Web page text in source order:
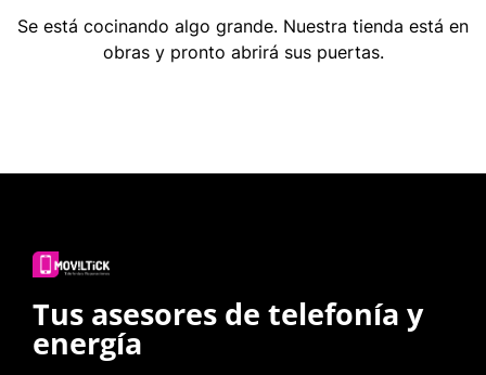
Se está cocinando algo grande. Nuestra tienda está en
obras y pronto abrirá sus puertas.
Tus asesores de telefonía y
energía